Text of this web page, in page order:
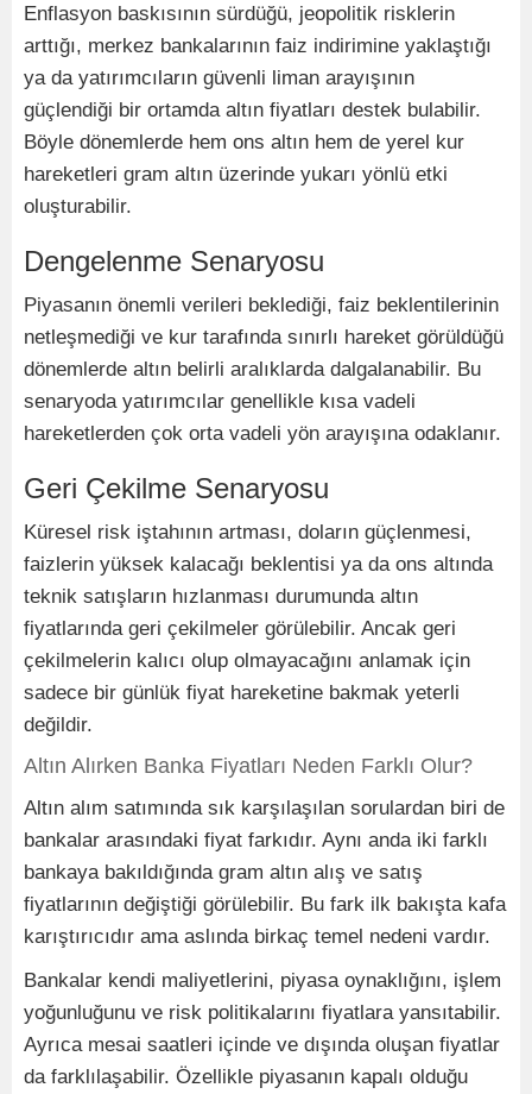
Enflasyon baskısının sürdüğü, jeopolitik risklerin
arttığı, merkez bankalarının faiz indirimine yaklaştığı
ya da yatırımcıların güvenli liman arayışının
güçlendiği bir ortamda altın fiyatları destek bulabilir.
Böyle dönemlerde hem ons altın hem de yerel kur
hareketleri gram altın üzerinde yukarı yönlü etki
oluşturabilir.
Dengelenme Senaryosu
Piyasanın önemli verileri beklediği, faiz beklentilerinin
netleşmediği ve kur tarafında sınırlı hareket görüldüğü
dönemlerde altın belirli aralıklarda dalgalanabilir. Bu
senaryoda yatırımcılar genellikle kısa vadeli
hareketlerden çok orta vadeli yön arayışına odaklanır.
Geri Çekilme Senaryosu
Küresel risk iştahının artması, doların güçlenmesi,
faizlerin yüksek kalacağı beklentisi ya da ons altında
teknik satışların hızlanması durumunda altın
fiyatlarında geri çekilmeler görülebilir. Ancak geri
çekilmelerin kalıcı olup olmayacağını anlamak için
sadece bir günlük fiyat hareketine bakmak yeterli
değildir.
Altın Alırken Banka Fiyatları Neden Farklı Olur?
Altın alım satımında sık karşılaşılan sorulardan biri de
bankalar arasındaki fiyat farkıdır. Aynı anda iki farklı
bankaya bakıldığında gram altın alış ve satış
fiyatlarının değiştiği görülebilir. Bu fark ilk bakışta kafa
karıştırıcıdır ama aslında birkaç temel nedeni vardır.
Bankalar kendi maliyetlerini, piyasa oynaklığını, işlem
yoğunluğunu ve risk politikalarını fiyatlara yansıtabilir.
Ayrıca mesai saatleri içinde ve dışında oluşan fiyatlar
da farklılaşabilir. Özellikle piyasanın kapalı olduğu